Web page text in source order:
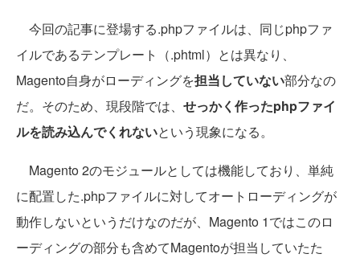
今回の記事に登場する.phpファイルは、同じphpファ
イルであるテンプレート（.phtml）とは異なり、
Magento自身がローディングを担当していない部分なの
だ。そのため、現段階では、 せっかく作ったphpファイ
ルを読み込んでくれないという現象になる。
Magento 2のモジュールとしては機能しており、単純
に配置した.phpファイルに対してオートローディングが
動作しないというだけなのだが、Magento 1ではこのロ
ーディングの部分も含めてMagentoが担当していたた